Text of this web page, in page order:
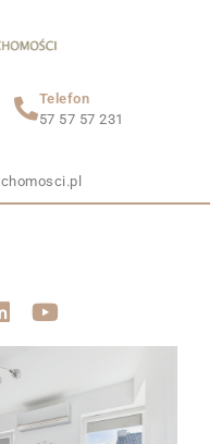
Telefon
57 57 57 231